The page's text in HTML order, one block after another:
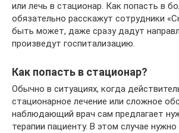
или лечь в стационар. Как попасть в
обязательно расскажут сотрудники
быть может, даже сразу дадут
произведут госпитализацию.
Как попасть в стационар?
Обычно в ситуациях, когда
стационарное лечение или сложное
наблюдающий врач сам предлагает
терапии пациенту. В этом случае